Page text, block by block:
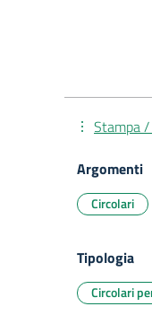
Stampa /
Argomenti
Circolari
Tipologia
Circolari